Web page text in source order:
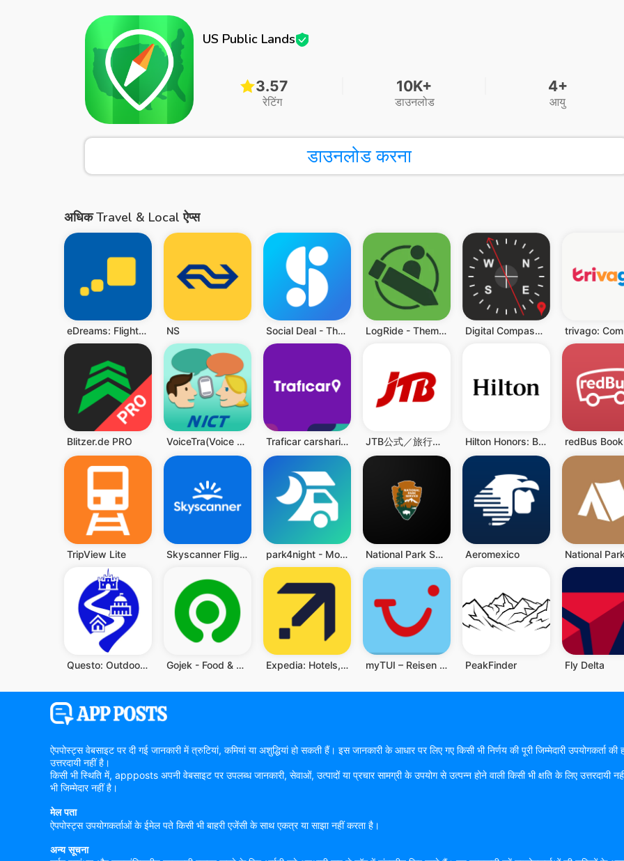
US Public Lands
3.57
रेटिंग
10K+
डाउनलोड
4+
आयु
डाउनलोड करना
अधिक Travel & Local ऐप्स
eDreams: Flights, Hotels, Cars NS Social Deal - The best deals LogRide - Theme Park Database Digital Compass - Compass Maps
Blitzer.de PRO VoiceTra(Voice Translator) Traficar carsharing JTB公式／旅行検索・予約確認アプリ Hilton Honors: Book Hotels
TripView Lite Skyscanner Flights Hotels Cars park4night - Motorhome camper National Park Service Aeromexico
Questo: Outdoor Escape Games Gojek - Food & Transportation Expedia: Hotels, Flights & Car myTUI – Reisen & Erlebnisse PeakFinder Fly Delta
ऐपपोस्ट्स वेबसाइट पर दी गई जानकारी में त्रुटियां, कमियां या अशुद्धियां हो सकती हैं। इस जानकारी के आधार पर लिए गए किसी भी निर्णय की पूरी जिम्मेदारी उपयोगकर्ता
उत्तरदायी नहीं है।
किसी भी स्थिति में, appposts अपनी वेबसाइट पर उपलब्ध जानकारी, सेवाओं, उत्पादों या प्रचार सामग्री के उपयोग से उत्पन्न होने वाली किसी भी क्षति के लिए
भी जिम्मेदार नहीं है।
मेल पता
ऐपपोस्ट्स उपयोगकर्ताओं के ईमेल पते किसी भी बाहरी एजेंसी के साथ एकत्र या साझा नहीं करता है।
अन्य सूचना